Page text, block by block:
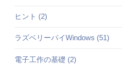
ヒント (2)
ラズベリーパイWindows (51)
電子工作の基礎 (2)